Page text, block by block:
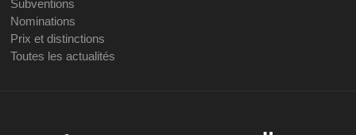
Subventions
Nominations
Prix et distinctions
Toutes les actualités